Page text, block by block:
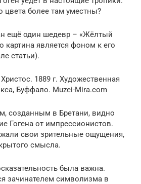
цвета более там уместны?
ещё один шедевр – «Жёлтый
картина является фоном к его
статьи).
1889 г. Художественная
Буффало. Muzei-Mira.com
созданным в Бретани, видно
Гогена от импрессионистов.
свои зрительные ощущения,
смысла.
была важна.
зачинателем символизма в